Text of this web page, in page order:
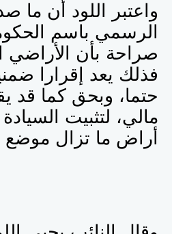
واعتبر اللود أن ما
الرسمي باسم
صراحة بأن الأراضي
فذلك يعد إقرارا
حتما، وبحق كما قد
مالي، لتثبيت
أراض ما تزال موضع